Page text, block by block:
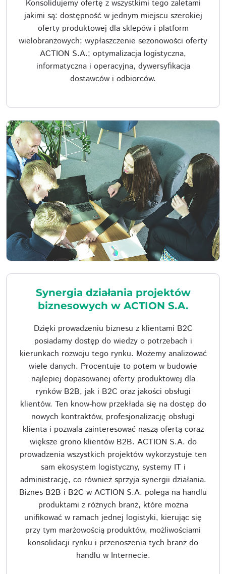
Konsolidujemy ofertę z wszystkimi tego zaletami
jakimi są: dostępność w jednym miejscu szerokiej
oferty produktowej dla sklepów i platform
wielobranżowych; wypłaszczenie sezonowości oferty
ACTION S.A.; optymalizacja logistyczna,
informatyczna i operacyjna, dywersyfikacja
dostawców i odbiorców.
Synergia działania projektów
biznesowych w ACTION S.A.
Dzięki prowadzeniu biznesu z klientami B2C
posiadamy dostęp do wiedzy o potrzebach i
kierunkach rozwoju tego rynku. Możemy analizować
wiele danych. Procentuje to potem w budowie
najlepiej dopasowanej oferty produktowej dla
rynków B2B, jak i B2C oraz jakości obsługi
klientów. Ten know-how przekłada się na dostęp do
nowych kontraktów, profesjonalizację obsługi
klienta i pozwala zainteresować naszą ofertą coraz
większe grono klientów B2B. ACTION S.A. do
prowadzenia wszystkich projektów wykorzystuje ten
sam ekosystem logistyczny, systemy IT i
administrację, co również sprzyja synergii działania.
Biznes B2B i B2C w ACTION S.A. polega na handlu
produktami z różnych branż, które można
unifikować w ramach jednej logistyki, kierując się
przy tym marżowością produktów, możliwościami
konsolidacji rynku i przenoszenia tych branż do
handlu w Internecie.